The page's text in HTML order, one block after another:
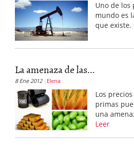
Uno de los
mundo es
que existe.
La amenaza de las...
8 Ene 2012 Elena
Los
primas
una
Leer